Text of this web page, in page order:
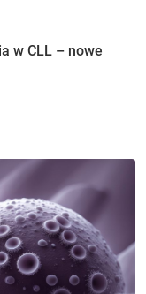
w CLL – nowe